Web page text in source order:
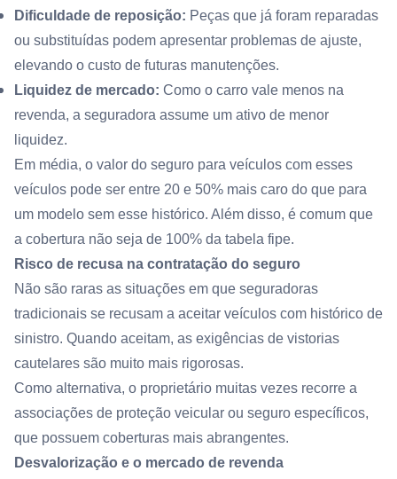
Dificuldade de reposição: Peças que já foram reparadas
ou substituídas podem apresentar problemas de ajuste,
elevando o custo de futuras manutenções.
Liquidez de mercado: Como o carro vale menos na
revenda, a seguradora assume um ativo de menor
liquidez.
Em média, o valor do seguro para veículos com esses
veículos pode ser entre 20 e 50% mais caro do que para
um modelo sem esse histórico. Além disso, é comum que
a cobertura não seja de 100% da tabela fipe.
Risco de recusa na contratação do seguro
Não são raras as situações em que seguradoras
tradicionais se recusam a aceitar veículos com histórico de
sinistro. Quando aceitam, as exigências de vistorias
cautelares são muito mais rigorosas.
Como alternativa, o proprietário muitas vezes recorre a
associações de proteção veicular ou seguro específicos,
que possuem coberturas mais abrangentes.
Desvalorização e o mercado de revenda